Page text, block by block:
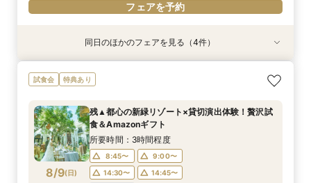
フェアを予約
特典あり 動画あり
8/8(土)
【ガーデン挙式希望の方】都心で叶う海外ウエ
ディング体感×試食
8:45〜
9:00〜
14:30〜
14:45〜
18:00〜
特典あり
8/8(土)
初見学でも安心◎「即決なし」アップ額が少ない
新プラン×試食付
8:45〜
9:00〜
14:30〜
14:45〜
18:00〜
特典あり
8/8(土)
【料理ランクUP特典付】シェフ渾身和牛コース
試食×料理演出体験
8:45〜
9:00〜
14:30〜
14:45〜
18:00〜
特典あり
8/8(土)
≪大好評！ペットとの結婚式≫ペットも安心まる
ごと相談*特典付
8:45〜
9:00〜
14:30〜
14:45〜
18:00〜
同日のほかのフェアを見る（4件）
試食会 特典あり
8/9(日)
残▲都心の新緑リゾート×貸切演出体験！贅沢試
食＆Amazonギフト
所要時間：3時間程度
8:45〜
9:00〜
14:30〜
14:45〜